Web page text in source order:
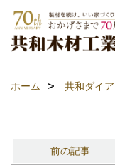
ホーム 共和ダイ
前の記事